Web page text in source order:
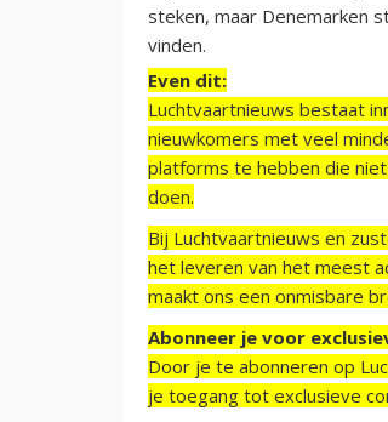
steken, maar Denemarken
vinden.
Even dit:
Luchtvaartnieuws bestaat
nieuwkomers met veel
platforms te hebben die
doen.
Bij Luchtvaartnieuws en
het leveren van het meest
maakt ons een onmisbare
Abonneer je voor
Door je te abonneren op
je toegang tot exclusieve